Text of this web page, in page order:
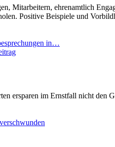
Mitarbeitern, ehrenamtlich
Positive Beispiele und
in…
ersparen im Ernstfall nicht den